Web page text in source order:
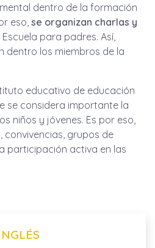
dentro de la formación
eso, se organizan charlas y
para padres. Así,
dentro los miembros de la
educativo de educación
se considera importante la
niños y jóvenes. Es por eso,
convivencias, grupos de
participación activa en las